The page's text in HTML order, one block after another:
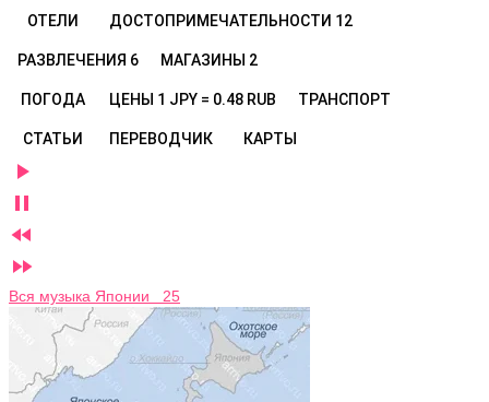
ОТЕЛИ ДОСТОПРИМЕЧАТЕЛЬНОСТИ 12
РАЗВЛЕЧЕНИЯ 6 МАГАЗИНЫ 2
ПОГОДА ЦЕНЫ 1 JPY = 0.48 RUB ТРАНСПОРТ
СТАТЬИ ПЕРЕВОДЧИК КАРТЫ




Вся музыка Японии 25